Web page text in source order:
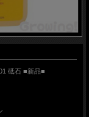
砥石 ■新品■